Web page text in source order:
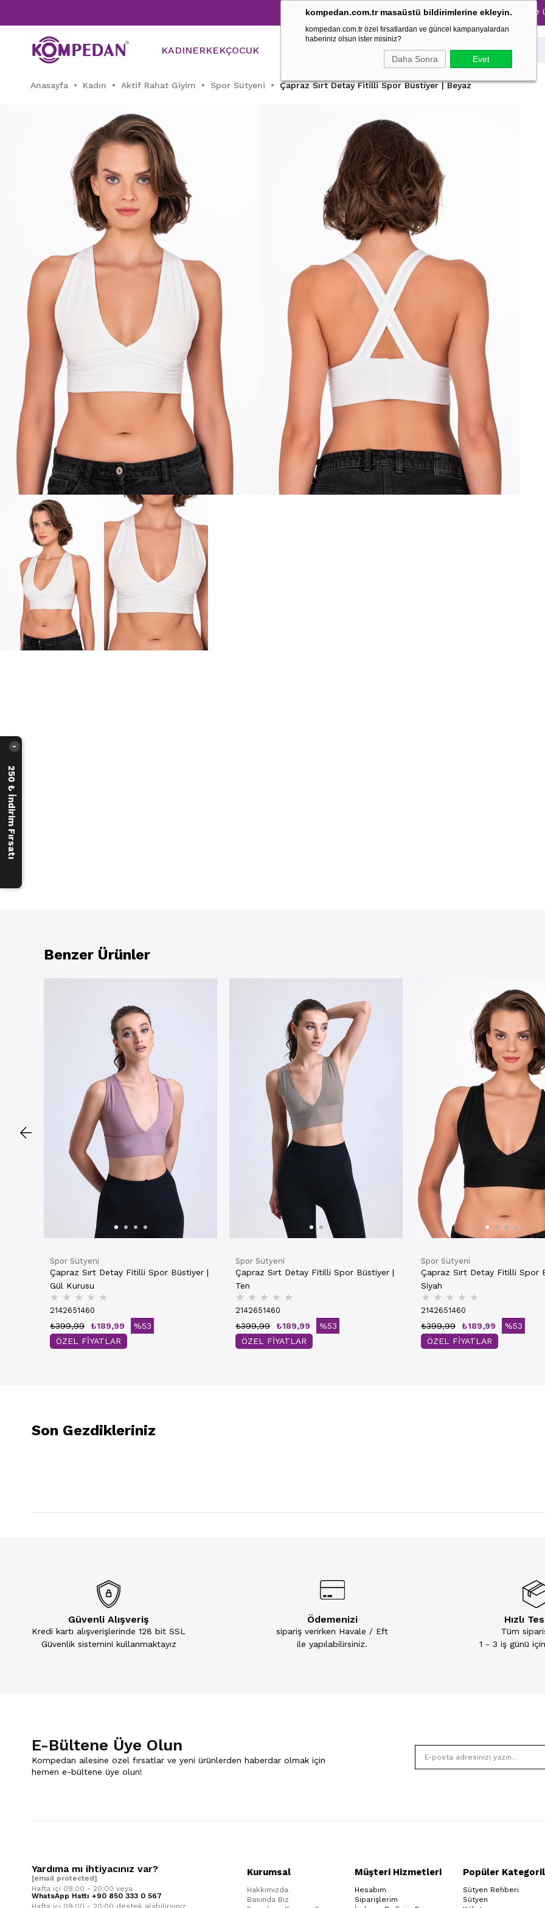
kompedan.com.tr masaüstü bildirimlerine ekleyin.
kompedan.com.tr özel fırsatlardan ve güncel kampanyalardan
haberiniz olsun ister misiniz?
Daha Sonra Evet
Tüm Pijama Takımlarında %30 İndirim → 1500 TL ve
KADINERKEKÇOCUK
Anasayfa Kadın Aktif Rahat Giyim Spor Sütyeni Çapraz Sırt Detay Fitilli Spor Büstiyer | Beyaz
Benzer Ürünler
Spor Sütyeni
Çapraz Sırt Detay Fitilli Spor Büstiyer |
Gül Kurusu
★ ★ ★ ★ ★
2142651460
₺189,99
₺399,99
%53
ÖZEL FİYATLAR
Spor Sütyeni
Çapraz Sırt Detay Fitilli Spor Büstiyer |
Ten
★ ★ ★ ★ ★
2142651460
₺189,99
₺399,99
%53
ÖZEL FİYATLAR
Spor Sütyeni
Çapraz Sırt Detay Fitilli Spor
Siyah
★ ★ ★ ★ ★
2142651460
₺189,99
₺399,99
%53
ÖZEL FİYATLAR
Son Gezdikleriniz
Güvenli Alışveriş
Kredi kartı alışverişlerinde 128 bit SSL
Güvenlik sistemini kullanmaktayız
Ödemenizi
sipariş verirken Havale / Eft
ile yapılabilirsiniz.
Hızlı
Tüm
1 - 3 iş günü
E-Bültene Üye Olun
Kompedan ailesine özel fırsatlar ve yeni ürünlerden haberdar olmak için
hemen e-bültene üye olun!
Yardıma mı ihtiyacınız var?
[email protected]
Hafta içi 09:00 - 20:00 veya
WhatsApp Hattı +90 850 333 0 567
Hafta içi 09:00 - 20:00 destek alabilirsiniz
Kurumsal
Hakkımızda
Basında Biz
Müşteri Hizmetleri
Hesabım
Siparişlerim
Popüler
Sütyen Rehberi
Sütyen
250 ₺ İndirim Fırsatı
›